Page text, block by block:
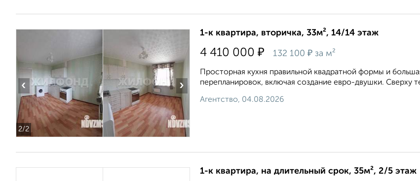
2/2
‹ ›
1-к квартира, вторичка, 33м², 14/14 этаж
4 410 000 ₽ 132 100 ₽ за м²
Просторная кухня правильной квадратной формы и
перепланировок, включая создание евро-двушки. Сверху
Агентство, 04.08.2026
1-к квартира, на длительный срок, 35м², 2/5 этаж